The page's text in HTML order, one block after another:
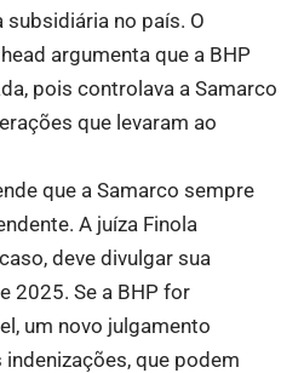
subsidiária no país. O
argumenta que a BHP
pois controlava a Samarco
que levaram ao
que a Samarco sempre
A juíza Finola
deve divulgar sua
2025. Se a BHP for
um novo julgamento
que podem